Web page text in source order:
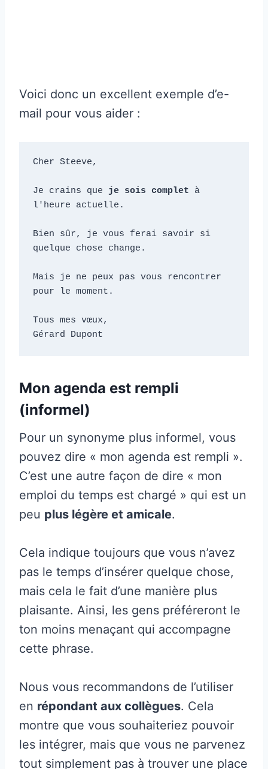
Voici donc un excellent exemple d’e-
mail pour vous aider :
Cher Steeve,
Je crains que je sois complet à
l'heure actuelle.
Bien sûr, je vous ferai savoir si
quelque chose change.
Mais je ne peux pas vous rencontrer
pour le moment.
Tous mes vœux,
Gérard Dupont
Mon agenda est rempli
(informel)
Pour un synonyme plus informel, vous
pouvez dire « mon agenda est rempli ».
C’est une autre façon de dire « mon
emploi du temps est chargé » qui est un
peu plus légère et amicale.
Cela indique toujours que vous n’avez
pas le temps d’insérer quelque chose,
mais cela le fait d’une manière plus
plaisante. Ainsi, les gens préféreront le
ton moins menaçant qui accompagne
cette phrase.
Nous vous recommandons de l’utiliser
en répondant aux collègues. Cela
montre que vous souhaiteriez pouvoir
les intégrer, mais que vous ne parvenez
tout simplement pas à trouver une place